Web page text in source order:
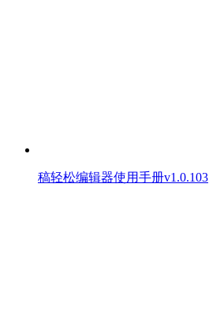
稿轻松编辑器使用手册v1.0.103